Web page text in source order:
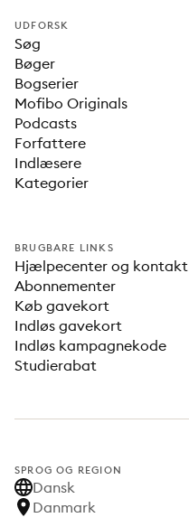
UDFORSK
Søg
Bøger
Bogserier
Mofibo Originals
Podcasts
Forfattere
Indlæsere
Kategorier
BRUGBARE LINKS
Hjælpecenter og kontakt
Abonnementer
Køb gavekort
Indløs gavekort
Indløs kampagnekode
Studierabat
SPROG OG REGION
Dansk
Danmark